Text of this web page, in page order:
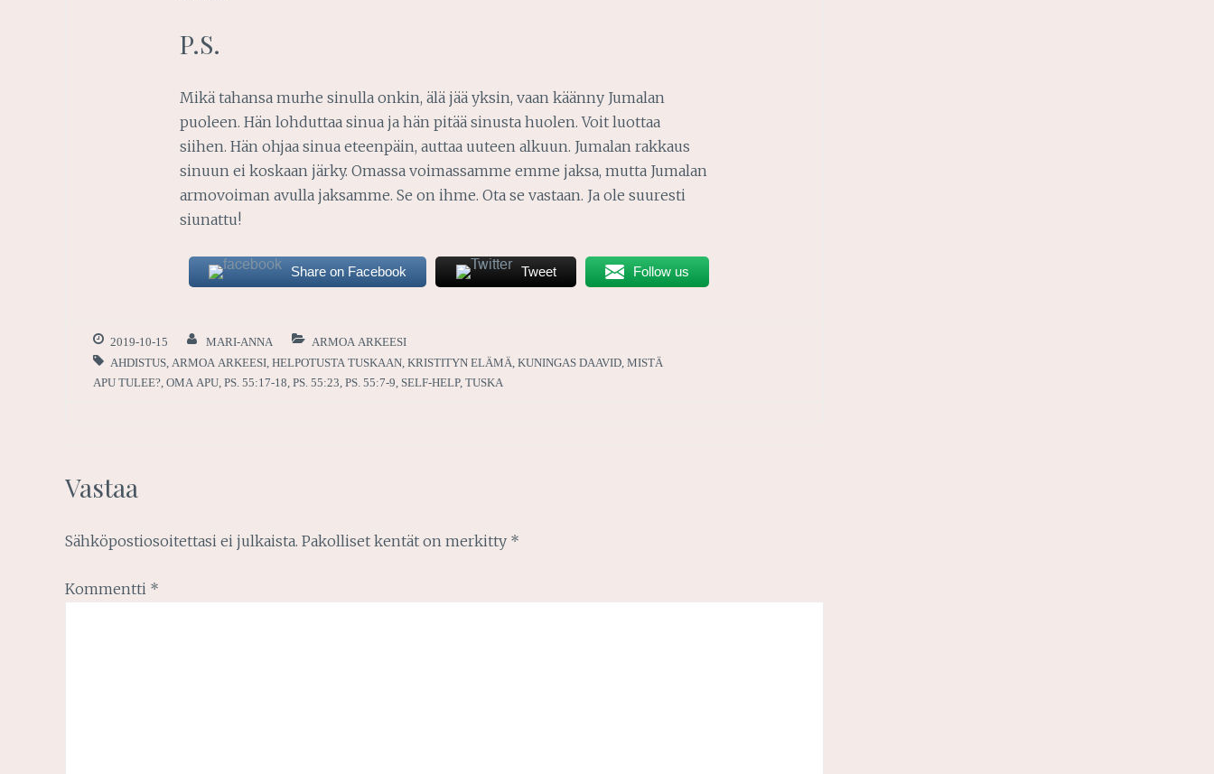
P.S.
Mikä tahansa murhe sinulla onkin, älä jää yksin, vaan käänny Jumalan
puoleen. Hän lohduttaa sinua ja hän pitää sinusta huolen. Voit luottaa
siihen. Hän ohjaa sinua eteenpäin, auttaa uuteen alkuun. Jumalan rakkaus
sinuun ei koskaan järky. Omassa voimassamme emme jaksa, mutta Jumalan
armovoiman avulla jaksamme. Se on ihme. Ota se vastaan. Ja ole suuresti
siunattu!
Share on Facebook Tweet Follow us
2019-10-15 MARI-ANNA
ARMOA ARKEESI
AHDISTUS ARMOA ARKEESI HELPOTUSTA TUSKAAN KRISTITYN ELÄMÄ KUNINGAS DAAVID MISTÄ
APU TULEE? OMA APU PS. 55:17-18 PS. 55:23 PS. 55:7-9 SELF-HELP, TUSKA
Vastaa
Sähköpostiosoitettasi ei julkaista. Pakolliset kentät on merkitty *
Kommentti *